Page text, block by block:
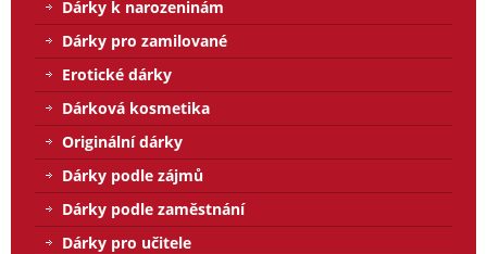
Dárky k narozeninám
Dárky pro zamilované
Erotické dárky
Dárková kosmetika
Originální dárky
Dárky podle zájmů
Dárky podle zaměstnání
Dárky pro učitele